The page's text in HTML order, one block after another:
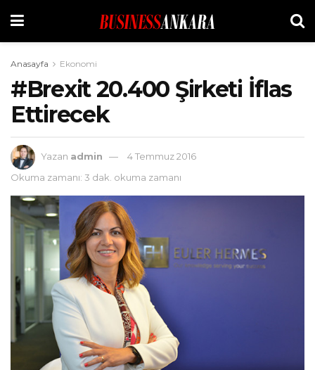
Anasayfa Ekonomi
#Brexit 20.400 Şirketi İflas
Ettirecek
Yazan admin
4 Temmuz 2016
Okuma zamanı: 3 dak. okuma zamanı